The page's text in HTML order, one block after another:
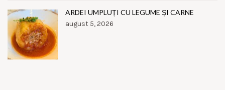
ARDEI UMPLUȚI CU LEGUME ȘI CARNE
august 5, 2026